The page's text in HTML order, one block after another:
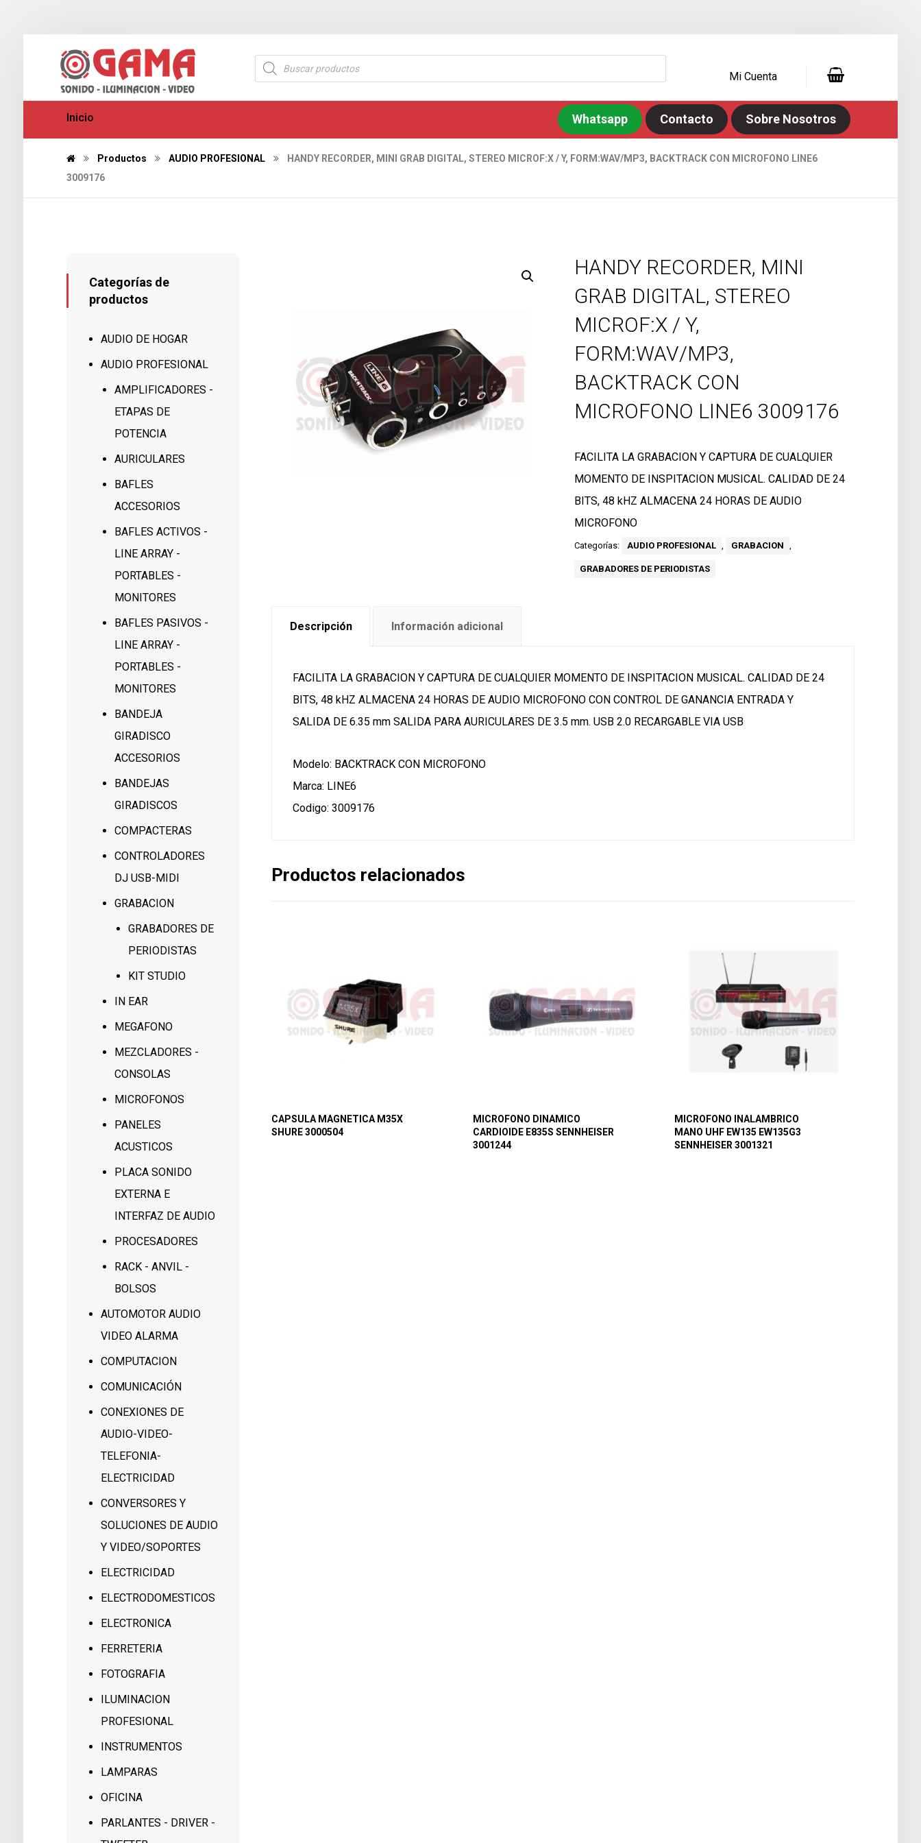
Mi Cuenta
Inicio Sobre Nosotros
Contacto
Whatsapp
Productos AUDIO PROFESIONAL
HANDY RECORDER, MINI GRAB DIGITAL, STEREO MICROF:X / Y, FORM:WAV/MP3, BACKTRACK CON MICROFONO LINE6
3009176
HANDY RECORDER, MINI
GRAB DIGITAL, STEREO
MICROF:X / Y,
FORM:WAV/MP3,
BACKTRACK CON
MICROFONO LINE6 3009176
FACILITA LA GRABACION Y CAPTURA DE CUALQUIER
MOMENTO DE INSPITACION MUSICAL. CALIDAD DE 24
BITS, 48 kHZ ALMACENA 24 HORAS DE AUDIO
MICROFONO
Categorías: AUDIO PROFESIONAL , GRABACION ,
GRABADORES DE PERIODISTAS
Descripción Información adicional
FACILITA LA GRABACION Y CAPTURA DE CUALQUIER MOMENTO DE INSPITACION MUSICAL. CALIDAD DE 24
BITS, 48 kHZ ALMACENA 24 HORAS DE AUDIO MICROFONO CON CONTROL DE GANANCIA ENTRADA Y
SALIDA DE 6.35 mm SALIDA PARA AURICULARES DE 3.5 mm. USB 2.0 RECARGABLE VIA USB
Modelo: BACKTRACK CON MICROFONO
Marca: LINE6
Codigo: 3009176
Productos relacionados
CAPSULA MAGNETICA M35X
SHURE 3000504
MICROFONO DINAMICO
CARDIOIDE E835S SENNHEISER
3001244
MICROFONO INALAMBRICO
MANO UHF EW135 EW135G3
SENNHEISER 3001321
Categorías de
productos
AUDIO DE HOGAR
AUDIO PROFESIONAL
AMPLIFICADORES -
ETAPAS DE
POTENCIA
AURICULARES
BAFLES
ACCESORIOS
BAFLES ACTIVOS -
LINE ARRAY -
PORTABLES -
MONITORES
BAFLES PASIVOS -
LINE ARRAY -
PORTABLES -
MONITORES
BANDEJA
GIRADISCO
ACCESORIOS
BANDEJAS
GIRADISCOS
COMPACTERAS
CONTROLADORES
DJ USB-MIDI
GRABACION
GRABADORES DE
PERIODISTAS
KIT STUDIO
IN EAR
MEGAFONO
MEZCLADORES -
CONSOLAS
MICROFONOS
PANELES
ACUSTICOS
PLACA SONIDO
EXTERNA E
INTERFAZ DE AUDIO
PROCESADORES
RACK - ANVIL -
BOLSOS
AUTOMOTOR AUDIO
VIDEO ALARMA
COMPUTACION
COMUNICACIÓN
CONEXIONES DE
AUDIO-VIDEO-
TELEFONIA-
ELECTRICIDAD
CONVERSORES Y
SOLUCIONES DE AUDIO
Y VIDEO/SOPORTES
ELECTRICIDAD
ELECTRODOMESTICOS
ELECTRONICA
FERRETERIA
FOTOGRAFIA
ILUMINACION
PROFESIONAL
INSTRUMENTOS
LAMPARAS
OFICINA
PARLANTES - DRIVER -